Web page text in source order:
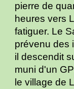
pierre de
heures vers
fatiguer. Le
prévenu des
il descendit
muni d'un
le village de